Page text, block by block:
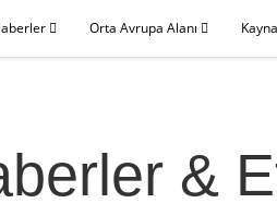
Orta Avrupa Alanı
&